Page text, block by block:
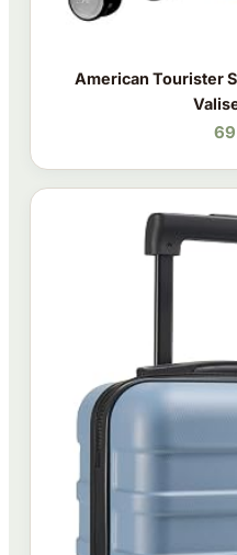
American Tourister